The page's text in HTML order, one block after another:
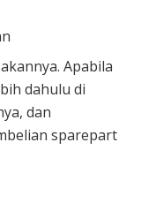
Apabila
dahulu di
dan
sparepart